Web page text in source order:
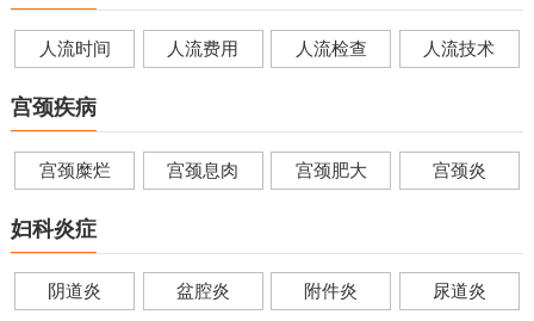
人流时间 人流费用 人流检查 人流技术
宫颈疾病
宫颈糜烂 宫颈息肉 宫颈肥大 宫颈炎
妇科炎症
阴道炎 盆腔炎 附件炎 尿道炎